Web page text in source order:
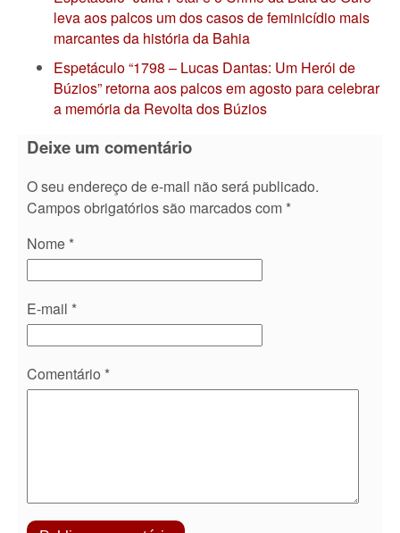
leva aos palcos um dos casos de feminicídio mais
marcantes da história da Bahia
Espetáculo “1798 – Lucas Dantas: Um Herói de
Búzios” retorna aos palcos em agosto para celebrar
a memória da Revolta dos Búzios
Deixe um comentário
O seu endereço de e-mail não será publicado.
Campos obrigatórios são marcados com *
Nome *
E-mail *
Comentário *